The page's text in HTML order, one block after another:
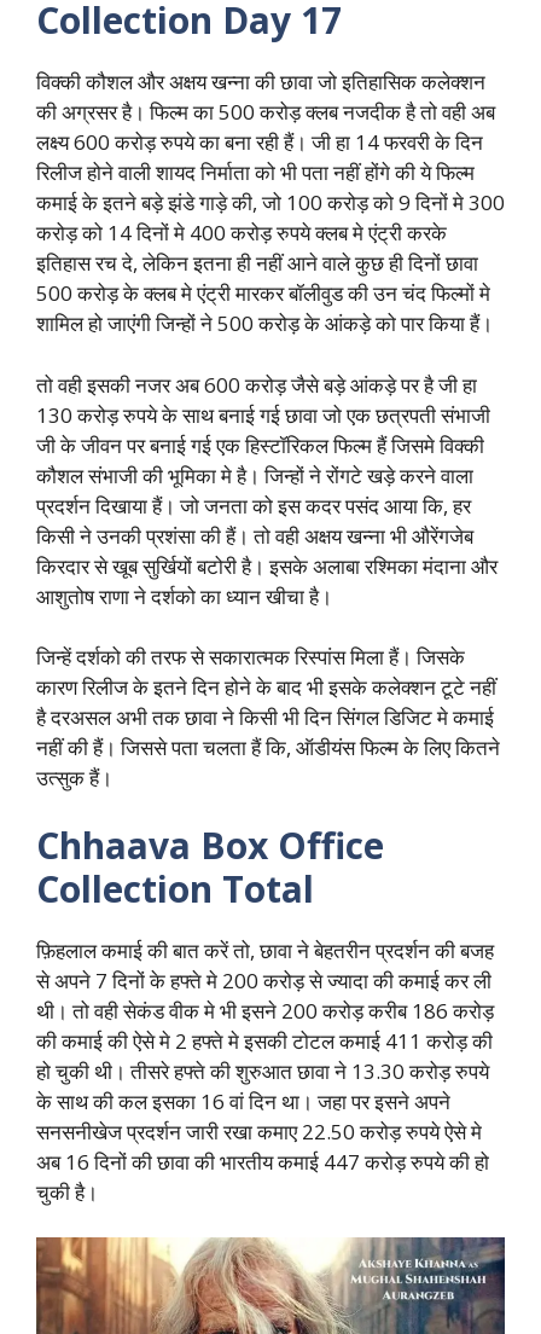
Collection Day 17
विक्की कौशल और अक्षय खन्ना की छावा जो इतिहासिक कलेक्शन
की अग्रसर है। फिल्म का 500 करोड़ क्लब नजदीक है तो वही अब
लक्ष्य 600 करोड़ रुपये का बना रही हैं। जी हा 14 फरवरी के दिन
रिलीज होने वाली शायद निर्माता को भी पता नहीं होंगे की ये फिल्म
कमाई के इतने बड़े झंडे गाड़े की, जो 100 करोड़ को 9 दिनों मे 300
करोड़ को 14 दिनों मे 400 करोड़ रुपये क्लब मे एंट्री करके
इतिहास रच दे, लेकिन इतना ही नहीं आने वाले कुछ ही दिनों छावा
500 करोड़ के क्लब मे एंट्री मारकर बॉलीवुड की उन चंद फिल्मों मे
शामिल हो जाएंगी जिन्हों ने 500 करोड़ के आंकड़े को पार किया हैं।
तो वही इसकी नजर अब 600 करोड़ जैसे बड़े आंकड़े पर है जी हा
130 करोड़ रुपये के साथ बनाई गई छावा जो एक छत्रपती संभाजी
जी के जीवन पर बनाई गई एक हिस्टॉरिकल फिल्म हैं जिसमे विक्की
कौशल संभाजी की भूमिका मे है। जिन्हों ने रोंगटे खड़े करने वाला
प्रदर्शन दिखाया हैं। जो जनता को इस कदर पसंद आया कि, हर
किसी ने उनकी प्रशंसा की हैं। तो वही अक्षय खन्ना भी औरेंगजेब
किरदार से खूब सुर्खियों बटोरी है। इसके अलाबा रश्मिका मंदाना और
आशुतोष राणा ने दर्शको का ध्यान खीचा है।
जिन्हें दर्शको की तरफ से सकारात्मक रिस्पांस मिला हैं। जिसके
कारण रिलीज के इतने दिन होने के बाद भी इसके कलेक्शन टूटे नहीं
है दरअसल अभी तक छावा ने किसी भी दिन सिंगल डिजिट मे कमाई
नहीं की हैं। जिससे पता चलता हैं कि, ऑडीयंस फिल्म के लिए कितने
उत्सुक हैं।
Chhaava Box Office
Collection Total
फ़िहलाल कमाई की बात करें तो, छावा ने बेहतरीन प्रदर्शन की बजह
से अपने 7 दिनों के हफ्ते मे 200 करोड़ से ज्यादा की कमाई कर ली
थी। तो वही सेकंड वीक मे भी इसने 200 करोड़ करीब 186 करोड़
की कमाई की ऐसे मे 2 हफ्ते मे इसकी टोटल कमाई 411 करोड़ की
हो चुकी थी। तीसरे हफ्ते की शुरुआत छावा ने 13.30 करोड़ रुपये
के साथ की कल इसका 16 वां दिन था। जहा पर इसने अपने
सनसनीखेज प्रदर्शन जारी रखा कमाए 22.50 करोड़ रुपये ऐसे मे
अब 16 दिनों की छावा की भारतीय कमाई 447 करोड़ रुपये की हो
चुकी है।